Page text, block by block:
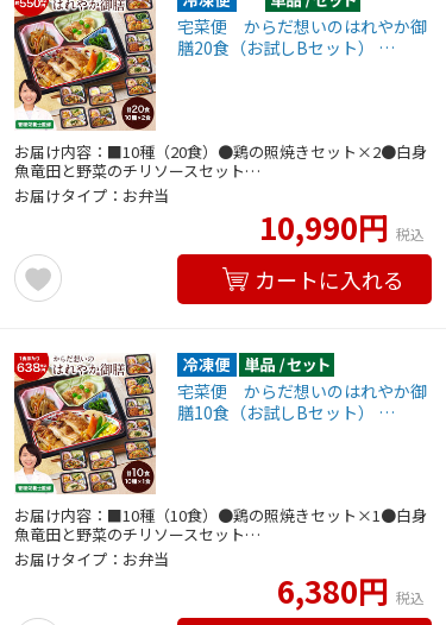
宅菜便 からだ想いのはれやか御
膳20食（お試しBセット） …
お届け内容：■10種（20食）●鶏の照焼きセット×2●白身
魚竜田と野菜のチリソースセット…
お届けタイプ：お弁当
10,990円 税込
カートに入れる
宅菜便 からだ想いのはれやか御
膳10食（お試しBセット） …
お届け内容：■10種（10食）●鶏の照焼きセット×1●白身
魚竜田と野菜のチリソースセット…
お届けタイプ：お弁当
6,380円 税込